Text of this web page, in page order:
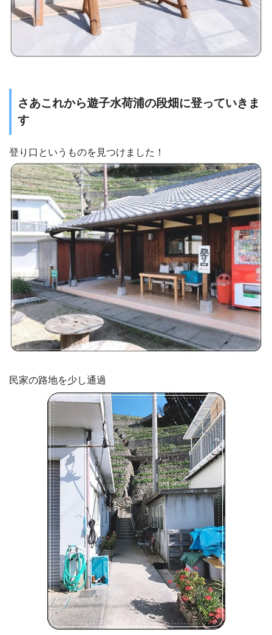
さあこれから遊子水荷浦の段畑に登っていきま
す
登り口というものを見つけました！
民家の路地を少し通過